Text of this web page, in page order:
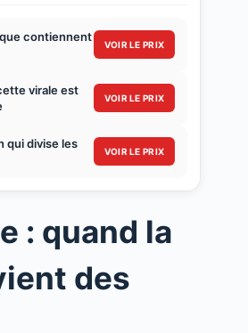
contiennent
VOIR LE PRIX
virale est
VOIR LE PRIX
qui divise les
VOIR LE PRIX
: quand la
des